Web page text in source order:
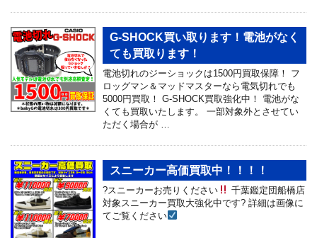
G-SHOCK買い取ります！電池がなく
ても買取ります！
電池切れのジーショックは1500円買取保障！ フ
ロッグマン＆マッドマスターなら電気切れでも
5000円買取！ G-SHOCK買取強化中！ 電池がな
くても買取いたします。 一部対象外とさせてい
ただく場合が …
スニーカー高価買取中！！！！
?スニーカーお売りください
千葉鑑定団船橋店
対象スニーカー買取大強化中です? 詳細は画像に
てご覧ください